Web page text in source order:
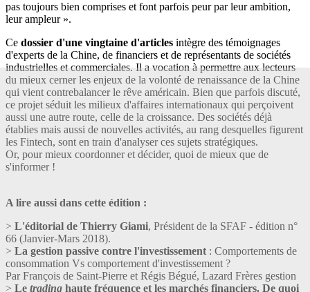
pas toujours bien comprises et font parfois peur par leur ambition,
leur ampleur ».
Ce dossier d'une vingtaine d'articles intègre des témoignages
d'experts de la Chine, de financiers et de représentants de sociétés
industrielles et commerciales. Il a vocation à permettre aux lecteurs
du mieux cerner les enjeux de la volonté de renaissance de la Chine
qui vient contrebalancer le rêve américain. Bien que parfois discuté,
ce projet séduit les milieux d'affaires internationaux qui perçoivent
aussi une autre route, celle de la croissance. Des sociétés déjà
établies mais aussi de nouvelles activités, au rang desquelles figurent
les Fintech, sont en train d'analyser ces sujets stratégiques.
Or, pour mieux coordonner et décider, quoi de mieux que de
s'informer !
A lire aussi dans cette édition :
> L'éditorial de Thierry Giami, Président de la SFAF - édition n°
66 (Janvier-Mars 2018).
> La gestion passive contre l'investissement : Comportements de
consommation Vs comportement d'investissement ?
Par François de Saint-Pierre et Régis Bégué, Lazard Frères gestion
> Le trading haute fréquence et les marchés financiers. De quoi